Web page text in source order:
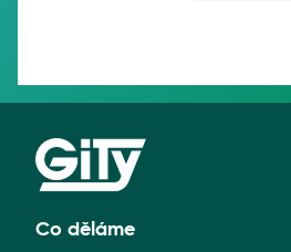
Co děláme